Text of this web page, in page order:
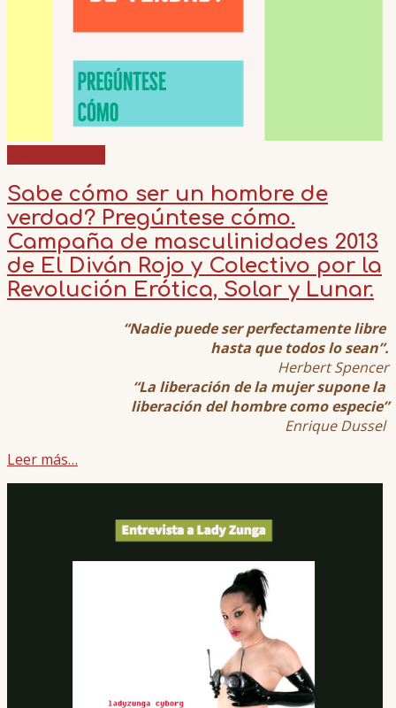
Sabe cómo ser un hombre de
verdad? Pregúntese cómo.
Campaña de masculinidades 2013
de El Diván Rojo y Colectivo por la
Revolución Erótica, Solar y Lunar.
“Nadie puede ser perfectamente libre
hasta que todos lo sean”.
Herbert Spencer
“La liberación de la mujer supone la
liberación del hombre como especie”
Enrique Dussel
Leer más…